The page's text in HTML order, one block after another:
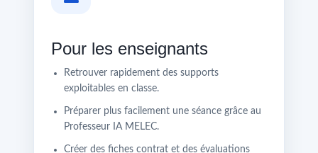
Pour les enseignants
Retrouver rapidement des supports
exploitables en classe.
Préparer plus facilement une séance grâce au
Professeur IA MELEC.
Créer des fiches contrat et des évaluations